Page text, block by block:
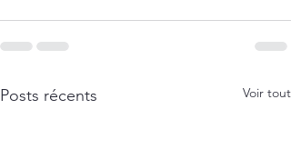
Posts récents Voir tout